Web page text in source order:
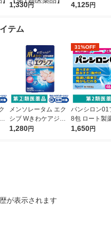
S」 解熱鎮痛剤 12錠
頭痛 オリジナル【第1
1,330円
工業 便秘薬
4,125円
テム
メンソレータム エク
シブ Wきわケアジェ
ル 15g ロート製薬 ★
1,280円
31%OFF
パンシロン01
8包 ロート製
すぎ・飲みす
1,650円
が表示されます